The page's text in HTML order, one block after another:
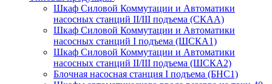
Шкаф Силовой Коммутации и Автоматики
насосных станций II/III подъема (СКАА)
Шкаф Силовой Коммутации и Автоматики
насосных станций I подъема (ШСКА1)
Шкаф Силовой Коммутации и Автоматики
насосных станций II/III подъема (ШСКА2)
Блочная насосная станция I подъема (БНС1)